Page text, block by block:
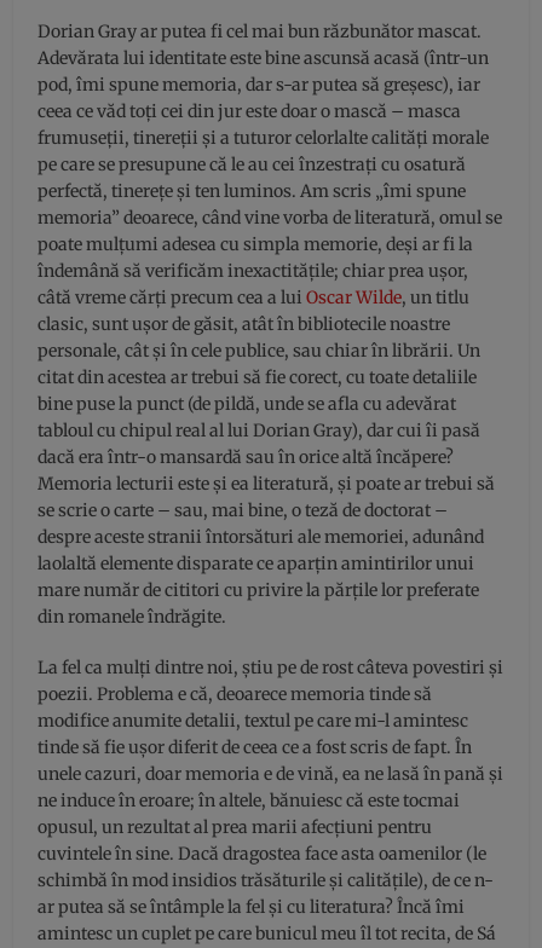
Dorian Gray ar putea fi cel mai bun răzbunător mascat.
Adevărata lui identitate este bine ascunsă acasă (într-un
pod, îmi spune memoria, dar s-ar putea să greșesc), iar
ceea ce văd toți cei din jur este doar o mască – masca
frumuseții, tinereții și a tuturor celorlalte calități morale
pe care se presupune că le au cei înzestrați cu osatură
perfectă, tinerețe și ten luminos. Am scris „îmi spune
memoria” deoarece, când vine vorba de literatură, omul se
poate mulțumi adesea cu simpla memorie, deși ar fi la
îndemână să verificăm inexactitățile; chiar prea ușor,
câtă vreme cărți precum cea a luiOscar Wilde, un titlu
clasic, sunt ușor de găsit, atât în bibliotecile noastre
personale, cât și în cele publice, sau chiar în librării. Un
citat din acestea ar trebui să fie corect, cu toate detaliile
bine puse la punct (de pildă, unde se afla cu adevărat
tabloul cu chipul real al lui Dorian Gray), dar cui îi pasă
dacă era într-o mansardă sau în orice altă încăpere?
Memoria lecturii este și ea literatură, și poate ar trebui să
se scrie o carte – sau, mai bine, o teză de doctorat –
despre aceste stranii întorsături ale memoriei, adunând
laolaltă elemente disparate ce aparțin amintirilor unui
mare număr de cititori cu privire la părțile lor preferate
din romanele îndrăgite.
La fel ca mulți dintre noi, știu pe de rost câteva povestiri și
poezii. Problema e că, deoarece memoria tinde să
modifice anumite detalii, textul pe care mi-l amintesc
tinde să fie ușor diferit de ceea ce a fost scris de fapt. În
unele cazuri, doar memoria e de vină, ea ne lasă în pană și
ne induce în eroare; în altele, bănuiesc că este tocmai
opusul, un rezultat al prea marii afecțiuni pentru
cuvintele în sine. Dacă dragostea face asta oamenilor (le
schimbă în mod insidios trăsăturile și calitățile), de ce n-
ar putea să se întâmple la fel și cu literatura? Încă îmi
amintesc un cuplet pe care bunicul meu îl tot recita, de Sá